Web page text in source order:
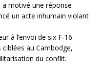
a motivé une réponse
un acte inhumain violant
à l’envoi de six F‑16
au Cambodge,
du conflit.